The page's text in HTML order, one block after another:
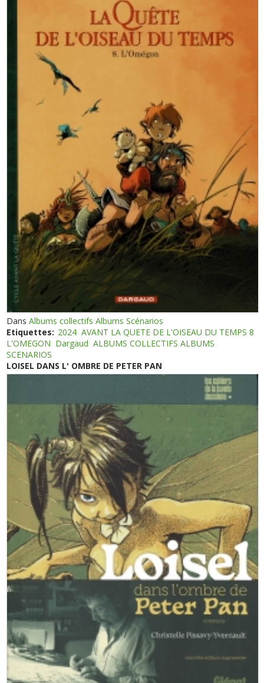
DansAlbums collectifs Albums Scénarios
Etiquettes: 2024 AVANT LA QUETE DE L'OISEAU DU TEMPS 8
L'OMEGON Dargaud ALBUMS COLLECTIFS ALBUMS
SCENARIOS
LOISEL DANS L' OMBRE DE PETER PAN